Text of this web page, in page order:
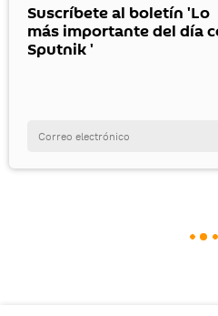
Suscríbete al boletín 'Lo
más importante del día
Sputnik '